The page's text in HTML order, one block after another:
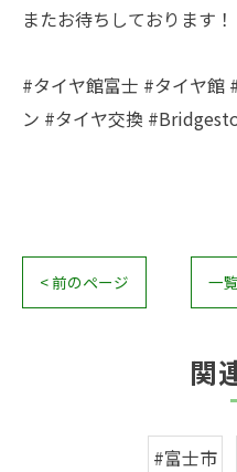
またお待ちしております！
#タイヤ館富士 #タイヤ館
ン #タイヤ交換
< 前のページ 一
関
#富士市